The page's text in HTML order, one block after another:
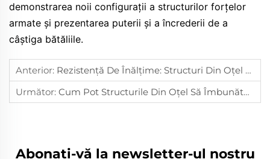
demonstrarea noii configurații a structurilor forțelor
armate și prezentarea puterii și a încrederii de a
câștiga bătăliile.
Anterior: Rezistență De Înălțime: Structuri Din Oțel Care Revolutionează Construcția Modernă 🌆
Următor: Cum Pot Structurile Din Oțel Să Îmbunătățească Eficiența Depozului Tău
Abonați-vă la newsletter-ul nostru